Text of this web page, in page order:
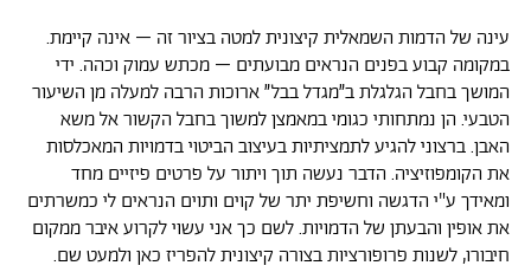
עינה של הדמות השמאלית קיצונית למטה בציור זה – אינה קיימת.
במקומה קבוע בפנים הנראים מבועתים – מכתש עמוק וכהה. ידי
המושך בחבל הגלגלת ב״מגדל בבל״ ארוכות הרבה למעלה מן השיעור
הטבעי. הן נמתחותי כגומי במאמצן למשוך בחבל הקשור אל משא
האבן. ברצוני להגיע לתמציתיות בעיצוב הביטוי בדמויות המאכלסות
את הקומפוזיציה. הדבר נעשה תוך ויתור על פרטים פיזיים מחד
ומאידך ע"י הדגשה וחשיפת יתר של קוים ותוים הנראים לי כמשרתים
את אופין והבעתן של הדמויות. לשם כך אני עשוי לקרוע איבר ממקום
חיבורו, לשנות פרופורציות בצורה קיצונית להפריז כאן ולמעט שם.